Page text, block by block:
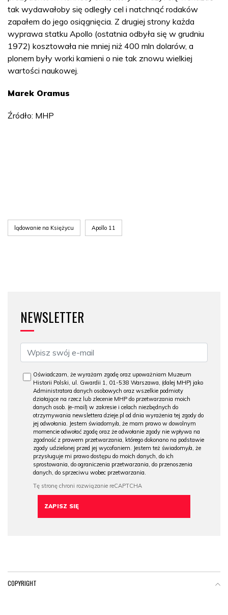
tak wydawałoby się odległy cel i natchnąć rodaków
zapałem do jego osiągnięcia. Z drugiej strony każda
wyprawa statku Apollo (ostatnia odbyła się w grudniu
1972) kosztowała nie mniej niż 400 mln dolarów, a
plonem były worki kamieni o nie tak znowu wielkiej
wartości naukowej.
Marek Oramus
Źródło: MHP
lądowanie na Księżycu Apollo 11
NEWSLETTER
Oświadczam, że wyrażam zgodę oraz upoważniam Muzeum
Historii Polski, ul. Gwardii 1, 01-538 Warszawa, (dalej MHP) jako
Administratora danych osobowych oraz wszelkie podmioty
działające na rzecz lub zlecenie MHP do przetwarzania moich
danych osob. (e-mail) w zakresie i celach niezbędnych do
otrzymywania newslettera dzieje.pl od dnia wyrażenia tej zgody do
jej odwołania. Jestem świadomy/a, że mam prawo w dowolnym
momencie odwołać zgodę oraz że odwołanie zgody nie wpływa na
zgodność z prawem przetwarzania, którego dokonano na podstawie
zgody udzielonej przed jej wycofaniem. Jestem też świadomy/a, że
przysługuje mi prawo dostępu do moich danych, do ich
sprostowania, do ograniczenia przetwarzania, do przenoszenia
danych, do sprzeciwu wobec przetwarzania.
COPYRIGHT